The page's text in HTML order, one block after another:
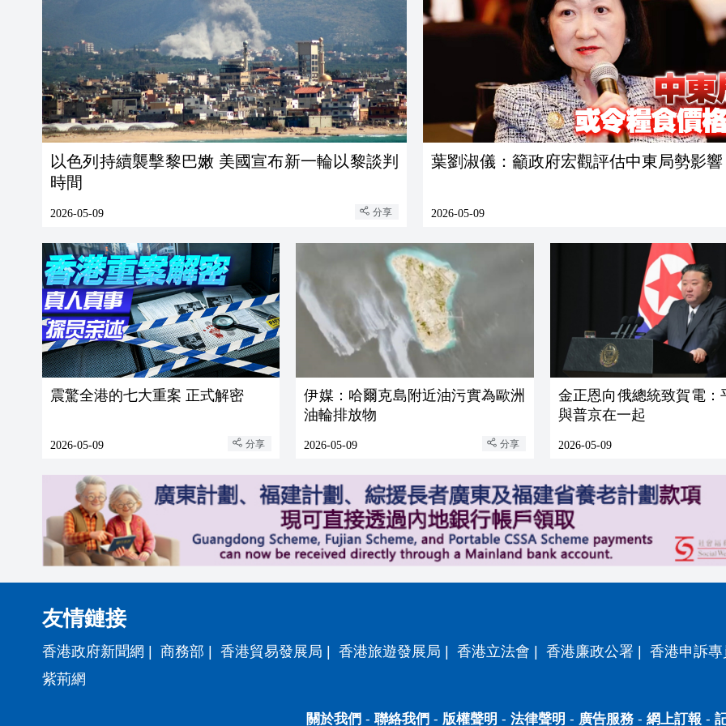
以色列持續襲擊黎巴嫩 美國宣布新一輪以黎談判
時間
2026-05-09 分享
葉劉淑儀：籲政府宏觀評估中東局勢影響
2026-05-09
震驚全港的七大重案 正式解密
2026-05-09 分享
伊媒：哈爾克島附近油污實為歐洲
油輪排放物
2026-05-09 分享
金正恩向俄總統致賀電：
與普京在一起
2026-05-09
友情鏈接
香港政府新聞網 商務部 香港貿易發展局 香港旅遊發展局 香港立法會 香港廉政公署
香港申訴
紫荊網
關於我們 - 聯絡我們 - 版權聲明 - 法律聲明 - 廣告服務- 網上訂報 -